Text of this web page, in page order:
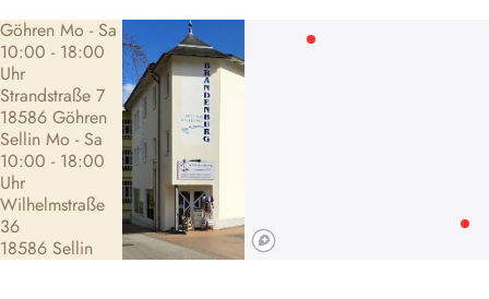
Göhren Mo - Sa
10:00 - 18:00
Uhr
Strandstraße 7
18586 Göhren
Sellin Mo - Sa
10:00 - 18:00
Uhr
Wilhelmstraße
36
18586 Sellin